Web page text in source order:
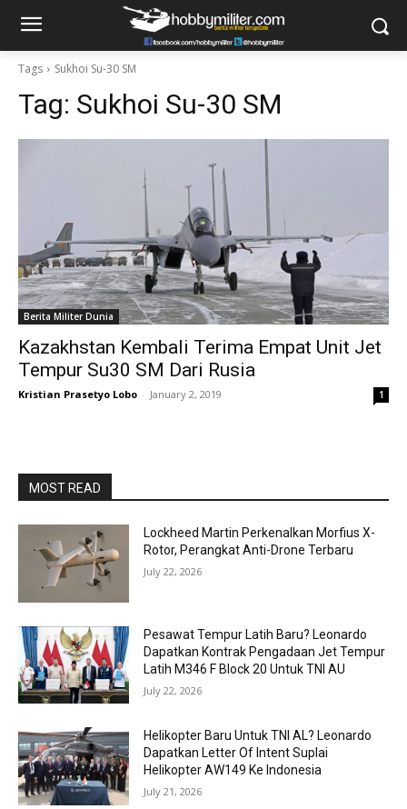
Tags Sukhoi Su-30 SM
Tag: Sukhoi Su-30 SM
Berita Militer Dunia
Kazakhstan Kembali Terima Empat Unit Jet
Tempur Su30 SM Dari Rusia
Kristian Prasetyo Lobo - January 2, 2019 1
MOST READ
Lockheed Martin Perkenalkan Morfius X-
Rotor, Perangkat Anti-Drone Terbaru
July 22, 2026
Pesawat Tempur Latih Baru? Leonardo
Dapatkan Kontrak Pengadaan Jet Tempur
Latih M346 F Block 20 Untuk TNI AU
July 22, 2026
Helikopter Baru Untuk TNI AL? Leonardo
Dapatkan Letter Of Intent Suplai
Helikopter AW149 Ke Indonesia
July 21, 2026